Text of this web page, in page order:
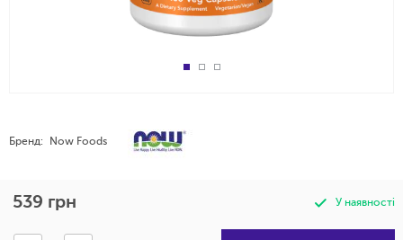
Бренд: Now Foods
539 грн У наявності